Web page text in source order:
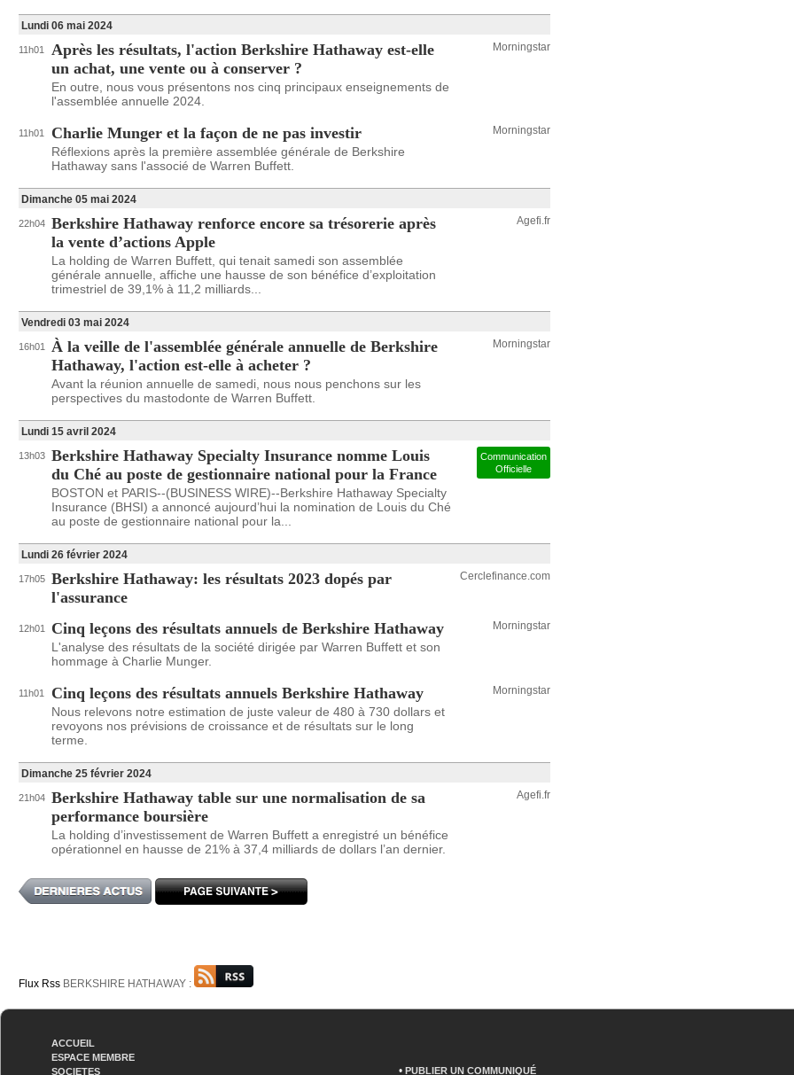
Lundi 06 mai 2024
11h01
Après les résultats, l'action Berkshire Hathaway est-elle
un achat, une vente ou à conserver ?
En outre, nous vous présentons nos cinq principaux enseignements de
l'assemblée annuelle 2024.
Morningstar
11h01 Charlie Munger et la façon de ne pas investir
Réflexions après la première assemblée générale de Berkshire
Hathaway sans l'associé de Warren Buffett.
Morningstar
Dimanche 05 mai 2024
22h04 Berkshire Hathaway renforce encore sa trésorerie après
la vente d’actions Apple
La holding de Warren Buffett, qui tenait samedi son assemblée
générale annuelle, affiche une hausse de son bénéfice d’exploitation
trimestriel de 39,1% à 11,2 milliards...
Agefi.fr
Vendredi 03 mai 2024
16h01
À la veille de l'assemblée générale annuelle de Berkshire
Hathaway, l'action est-elle à acheter ?
Avant la réunion annuelle de samedi, nous nous penchons sur les
perspectives du mastodonte de Warren Buffett.
Morningstar
Lundi 15 avril 2024
13h03 Berkshire Hathaway Specialty Insurance nomme Louis
du Ché au poste de gestionnaire national pour la France
BOSTON et PARIS--(BUSINESS WIRE)--Berkshire Hathaway Specialty
Insurance (BHSI) a annoncé aujourd’hui la nomination de Louis du Ché
au poste de gestionnaire national pour la...
Communication
Officielle
Lundi 26 février 2024
17h05 Berkshire Hathaway: les résultats 2023 dopés par
l'assurance
Cerclefinance.com
12h01 Cinq leçons des résultats annuels de Berkshire Hathaway
L'analyse des résultats de la société dirigée par Warren Buffett et son
hommage à Charlie Munger.
Morningstar
11h01 Cinq leçons des résultats annuels Berkshire Hathaway
Nous relevons notre estimation de juste valeur de 480 à 730 dollars et
revoyons nos prévisions de croissance et de résultats sur le long
terme.
Morningstar
Dimanche 25 février 2024
21h04 Berkshire Hathaway table sur une normalisation de sa
performance boursière
La holding d’investissement de Warren Buffett a enregistré un bénéfice
opérationnel en hausse de 21% à 37,4 milliards de dollars l’an dernier.
Agefi.fr
Flux Rss BERKSHIRE HATHAWAY :
ACCUEIL
ESPACE MEMBRE
SOCIETES
• PUBLIER UN COMMUNIQUÉ